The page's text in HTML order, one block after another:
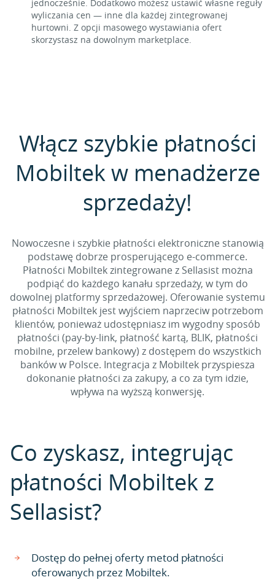
jednocześnie. Dodatkowo możesz ustawić własne reguły
wyliczania cen — inne dla każdej zintegrowanej
hurtowni. Z opcji masowego wystawiania ofert
skorzystasz na dowolnym marketplace.
Włącz szybkie płatności
Mobiltek w menadżerze
sprzedaży!
Nowoczesne i szybkie płatności elektroniczne stanowią
podstawę dobrze prosperującego e-commerce.
Płatności Mobiltek zintegrowane z Sellasist można
podpiąć do każdego kanału sprzedaży, w tym do
dowolnej platformy sprzedażowej. Oferowanie systemu
płatności Mobiltek jest wyjściem naprzeciw potrzebom
klientów, ponieważ udostępniasz im wygodny sposób
płatności (pay-by-link, płatność kartą, BLIK, płatności
mobilne, przelew bankowy) z dostępem do wszystkich
banków w Polsce. Integracja z Mobiltek przyspiesza
dokonanie płatności za zakupy, a co za tym idzie,
wpływa na wyższą konwersję.
Co zyskasz, integrując
płatności Mobiltek z
Sellasist?
Dostęp do pełnej oferty metod płatności
oferowanych przez Mobiltek.